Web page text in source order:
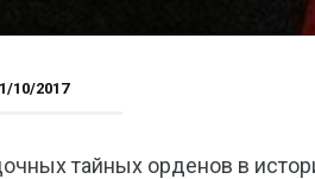
10/2017
тайных орденов в